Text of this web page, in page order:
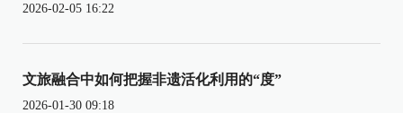
2026-02-05 16:22
文旅融合中如何把握非遗活化利用的“度”
2026-01-30 09:18